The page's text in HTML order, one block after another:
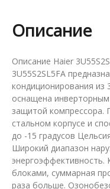
3U55S2SL5FA
Описание
Описание Haier
3U55S2SL5FA
кондиционирования из
оснащена
защитой компрессора.
стальном корпусе и
до -15 градусов
Широкий диапазон
энергоэффективность.
блоками, суммарная
раза больше.